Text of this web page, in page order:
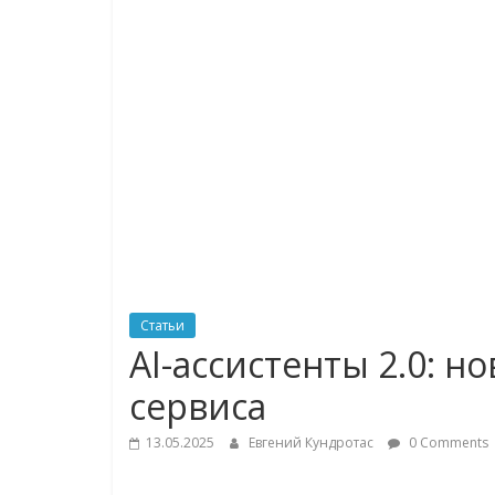
для
Commerce,
ритейле,
логистике,
технологиях,
Статьи
AI-ассистенты 2.0:
сервиса
13.05.2025 Евгений Кундротас 0 Comments